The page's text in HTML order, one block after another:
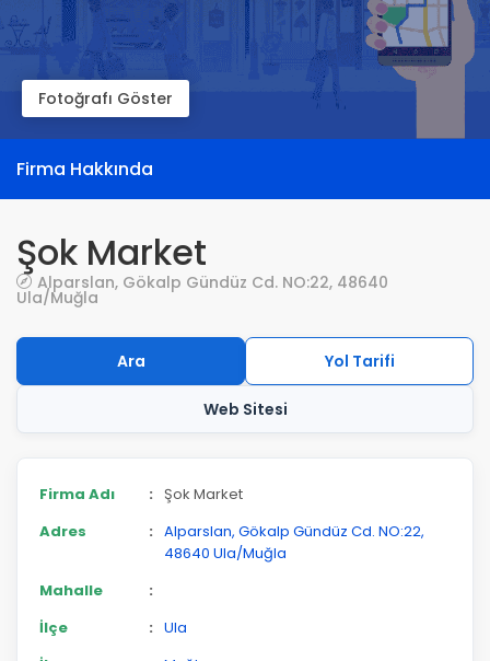
Fotoğrafı Göster
Firma Hakkında
Şok Market
Alparslan, Gökalp Gündüz Cd. NO:22, 48640
Ula/Muğla
Ara Yol Tarifi
Web Sitesi
Firma Adı : Şok Market
Adres
: Alparslan, Gökalp Gündüz Cd. NO:22,
48640 Ula/Muğla
Mahalle
:
İlçe
: Ula